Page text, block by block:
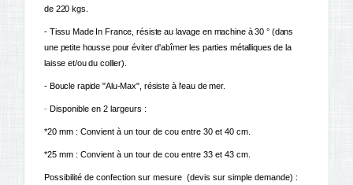
de 220 kgs.
- Tissu Made In France, résiste au lavage en machine à 30 ° (dans
une petite housse pour éviter d'abîmer les parties métalliques de la
laisse et/ou du collier).
- Boucle rapide "Alu-Max", résiste à l'eau de mer.
- Disponible en 2 largeurs :
*20 mm : Convient à un tour de cou entre 30 et 40 cm.
*25 mm : Convient à un tour de cou entre 33 et 43 cm.
Possibilité de confection sur mesure (devis sur simple demande) :